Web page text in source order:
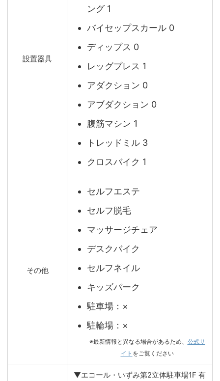
設置器具
ング 1
バイセップスカール 0
ディップス 0
レッグプレス 1
アダクション 0
アブダクション 0
腹筋マシン 1
トレッドミル 3
クロスバイク 1
その他
セルフエステ
セルフ脱毛
マッサージチェア
デスクバイク
セルフネイル
キッズパーク
駐車場：×
駐輪場：×
※最新情報と異なる場合があるため、 公式サ
イト をご覧ください
▼エコール・いずみ第2立体駐車場1F 有